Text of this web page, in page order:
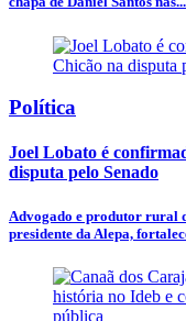
Política
Joel Lobato é
disputa pelo Senado
Advogado e produtor rural
presidente da Alepa,